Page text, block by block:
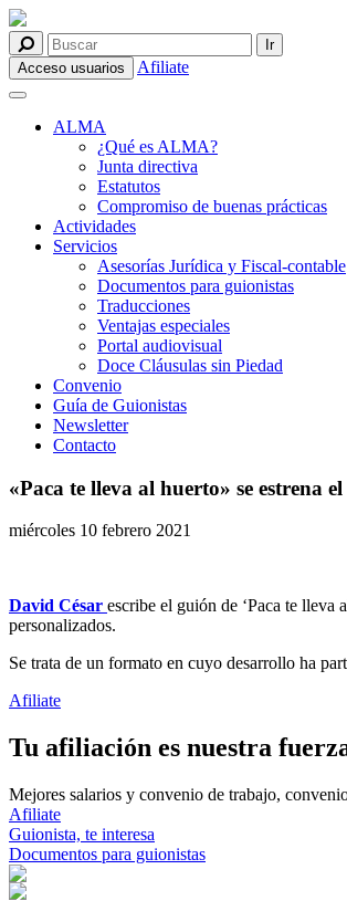
Acceso usuarios Afiliate
ALMA
¿Qué es ALMA?
Junta directiva
Estatutos
Compromiso de buenas prácticas
Actividades
Servicios
Asesorías Jurídica y Fiscal-contable
Documentos para guionistas
Traducciones
Ventajas especiales
Portal audiovisual
Doce Cláusulas sin Piedad
Convenio
Guía de Guionistas
Newsletter
Contacto
«Paca te lleva al huerto» se estrena
miércoles 10 febrero 2021
David César escribe el guión de ‘Paca te lleva
personalizados.
Se trata de un formato en cuyo desarrollo ha
Afiliate
Tu afiliación es nuestra
Mejores salarios y convenio de trabajo,
Afiliate
Guionista, te interesa
Documentos para guionistas